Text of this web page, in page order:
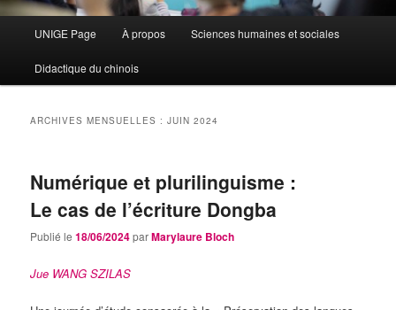
principal
UNIGE Page À propos Sciences humaines et sociales
Didactique du chinois
ARCHIVES MENSUELLES :JUIN 2024
Numérique et plurilinguisme :
Le cas de l’écriture Dongba
Publié le18/06/2024parMarylaure Bloch
Jue WANG SZILAS